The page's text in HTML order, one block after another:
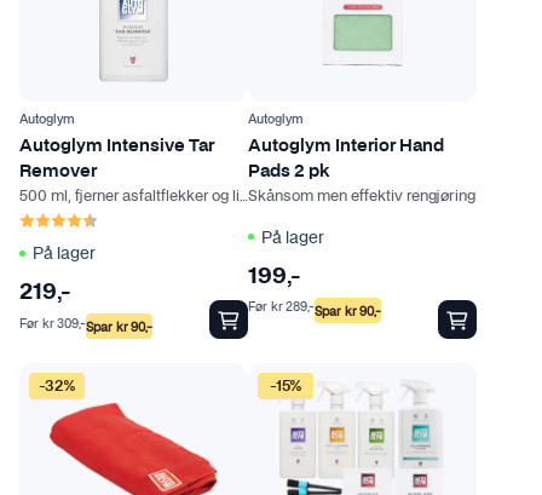
a
r
i
a
n
e
r
A
Autoglym
Autoglym Intensive Tar
Remover
500 ml, fjerner asfaltflekker og limrester
Karakter:
På lager
219,-
Spar kr90,-
Før kr309,-
Autoglym
Autoglym Interior Hand
Pads 2 pk
Skånsom men effektiv rengjøring
På lager
199,-
Spar kr90,-
Før kr289,-
-32% -15%